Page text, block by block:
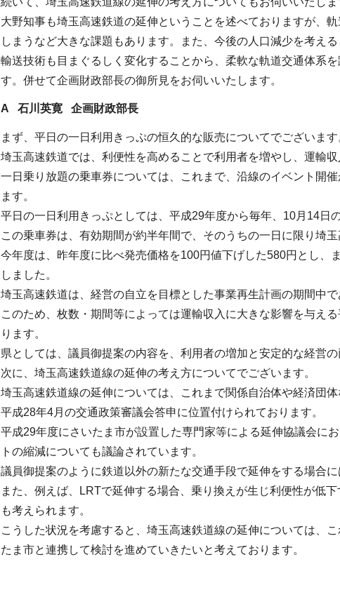
大野知事も埼玉高速鉄道の延伸ということを述べておりますが、
しまうなど大きな課題もあります。また、今後の人口減少を考え
輸送技術も目まぐるしく変化することから、柔軟な軌道交通体系
す。併せて企画財政部長の御所見をお伺いいたします。
A 石川英寛 企画財政部長
まず、平日の一日利用きっぷの恒久的な販売についてでございます
埼玉高速鉄道では、利便性を高めることで利用者を増やし、運輸
一日乗り放題の乗車券については、これまで、沿線のイベント開
ます。
平日の一日利用きっぷとしては、平成29年度から毎年、10月14日
この乗車券は、有効期間が約半年間で、そのうちの一日に限り埼
今年度は、昨年度に比べ発売価格を100円値下げした580円とし
しました。
埼玉高速鉄道は、経営の自立を目標とした事業再生計画の期間中
このため、枚数・期間等によっては運輸収入に大きな影響を与え
ります。
県としては、議員御提案の内容を、利用者の増加と安定的な経営
次に、埼玉高速鉄道線の延伸の考え方についてでございます。
埼玉高速鉄道線の延伸については、これまで関係自治体や経済団
平成28年4月の交通政策審議会答申に位置付けられております。
平成29年度にさいたま市が設置した専門家等による延伸協議会に
トの縮減についても議論されています。
議員御提案のように鉄道以外の新たな交通手段で延伸をする場合
また、例えば、LRTで延伸する場合、乗り換えが生じ利便性が低
も考えられます。
こうした状況を考慮すると、埼玉高速鉄道線の延伸については、
たま市と連携して検討を進めていきたいと考えております。